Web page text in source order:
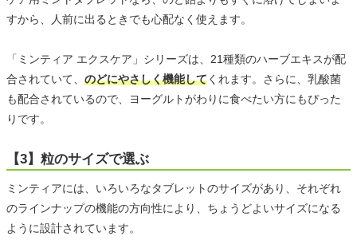
すから、人前に出るときでも心配なく使えます。
「ミンティア エクスケア」シリーズは、21種類のハーブエキスが配
合されていて、 のどにやさしく機能してくれます。さらに、乳酸菌
も配合されているので、ヨーグルトがわりに食べたい方にもぴった
りです。
【3】粒のサイズで選ぶ
ミンティアには、いろいろなタブレットのサイズがあり、それぞれ
のラインナップの機能の方向性により、ちょうどよいサイズになる
ように設計されています。